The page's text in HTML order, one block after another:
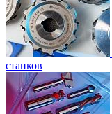
станков